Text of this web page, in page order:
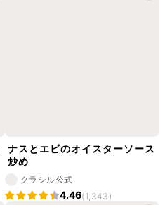
ナスとエビのオイスターソース
炒め
クラシル公式
4.46(1,343)